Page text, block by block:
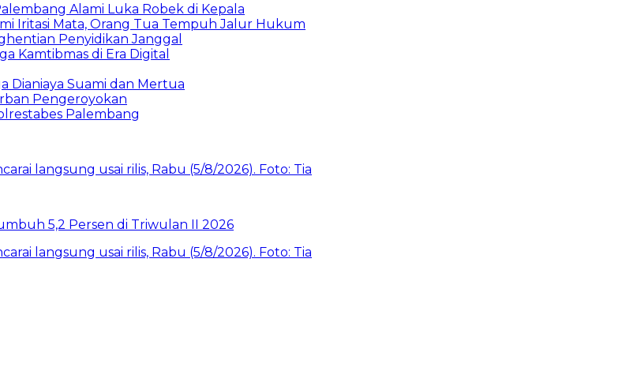
Alami Luka Robek di Kepala
Iritasi Mata, Orang Tua Tempuh Jalur Hukum
Penyidikan Janggal
Kamtibmas di Era Digital
Dianiaya Suami dan Mertua
Pengeroyokan
Palembang
5,2 Persen di Triwulan II 2026